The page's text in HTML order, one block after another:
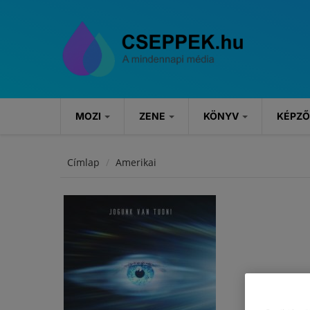
MOZI
MOZI
Hírek
Kritikák
ZENE
ZENE
Hírek
Koncertek
KÖNYV
KÖNYV
Könyvajánlók
Rendezvények
Szösszenetek
Címlap Amerikai